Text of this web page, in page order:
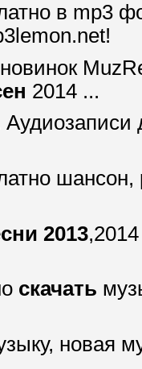
в mp3
2014 ...
шансон,
2013
скачать
новая